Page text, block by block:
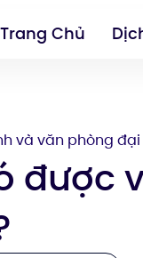
Trang Chủ
và văn phòng
được